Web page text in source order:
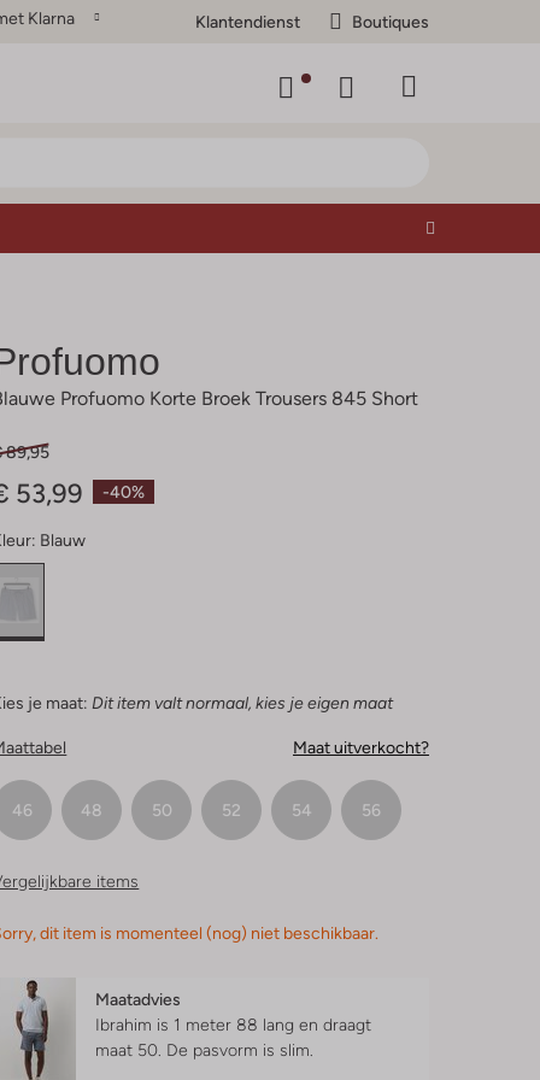
Klarna Klantendienst Boutiques
Profuomo Korte Broek Trousers 845 Short
-40%
89,95
53,99
Blauw
je maat: Dit item valt normaal, kies je eigen maat
Maat uitverkocht?
46 48 50 52 54 56
items
dit item is momenteel (nog) niet beschikbaar.
Maatadvies
Ibrahim is 1 meter 88 lang en draagt
maat 50. De pasvorm is slim